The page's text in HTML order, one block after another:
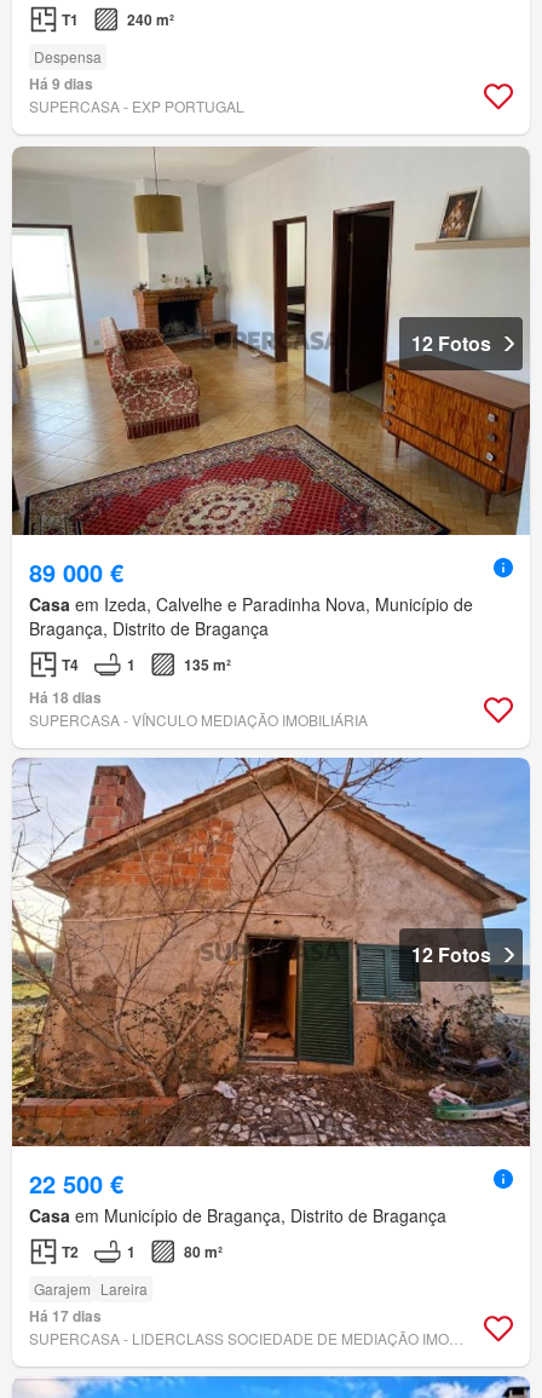
T1 240 m²
Despensa
Há 9 dias
SUPERCASA - EXP PORTUGAL
12 Fotos
89 000 €
Casa em Izeda, Calvelhe e Paradinha Nova, Município de
Bragança, Distrito de Bragança
T4 1
135 m²
Há 18 dias
SUPERCASA - VÍNCULO MEDIAÇÃO IMOBILIÁRIA
12 Fotos
22 500 €
Casa em Município de Bragança, Distrito de Bragança
T2 1 80 m²
Garajem Lareira
Há 17 dias